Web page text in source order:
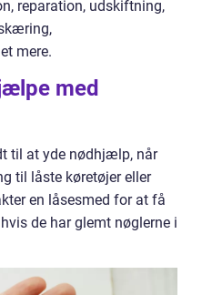
reparation, udskiftning,
mere.
med
til at yde nødhjælp, når
til låste køretøjer eller
en låsesmed for at få
de har glemt nøglerne i